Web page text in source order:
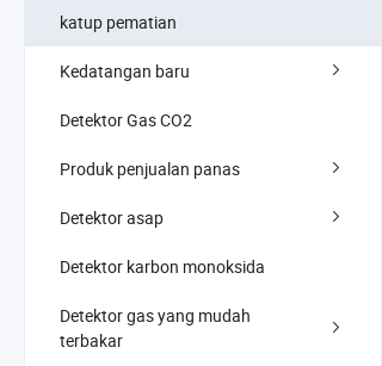
katup pematian
Kedatangan baru
Detektor Gas CO2
Produk penjualan panas
Detektor asap
Detektor karbon monoksida
Detektor gas yang mudah
terbakar